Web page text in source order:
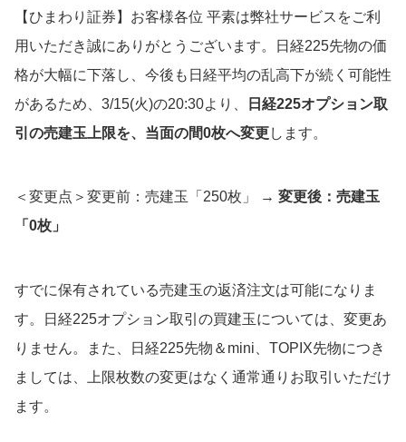
【ひまわり証券】お客様各位 平素は弊社サービスをご利
用いただき誠にありがとうございます。日経225先物の価
格が大幅に下落し、今後も日経平均の乱高下が続く可能性
があるため、3/15(火)の20:30より、
日経225オプション取
引 の売建玉上限を、当面の間0枚へ変更します。
＜変更点＞変更前：売建玉「250枚」 → 変更後：売建玉
「0枚」
すでに保有されている売建玉の返済注文は可能になりま
す。日経225オプション取引の買建玉については、変更あ
りません。また、日経225先物＆mini、TOPIX先物につき
ましては、上限枚数の変更はなく通常通りお取引いただけ
ます。